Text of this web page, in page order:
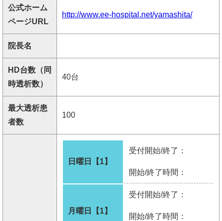
公式ホーム
ページURL
http://www.ee-hospital.net/yamashita/
院長名
HD台数（同
時透析数）
40台
最大透析患
者数
100
日曜日【1】
受付開始/終了：
開始/終了時間：
月曜日【1】
受付開始/終了：
開始/終了時間：